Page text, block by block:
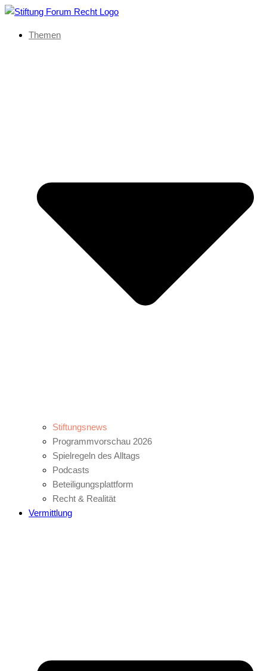
Themen
Stiftungsnews
Programmvorschau 2026
Spielregeln des Alltags
Podcasts
Beteiligungsplattform
Recht & Realität
Vermittlung